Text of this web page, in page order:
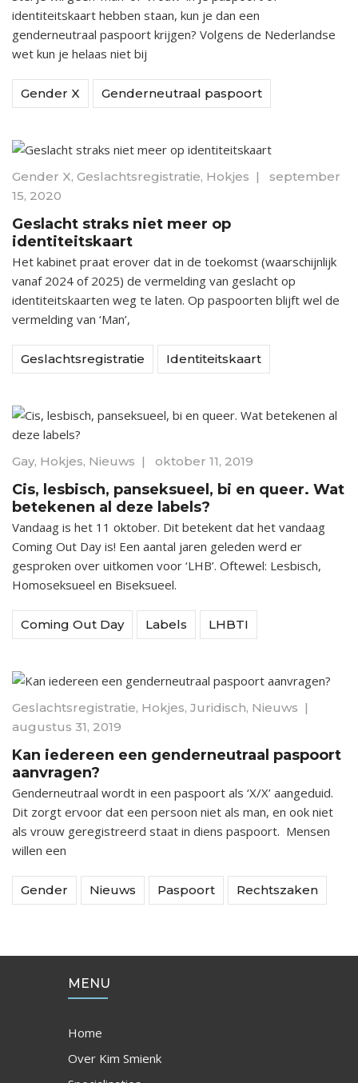
identiteitskaart hebben staan, kun je dan een
genderneutraal paspoort krijgen? Volgens de Nederlandse
wet kun je helaas niet bij
Gender X Genderneutraal paspoort
Gender X, Geslachtsregistratie, Hokjes | september
15, 2020
Geslacht straks niet meer op
identiteitskaart
Het kabinet praat erover dat in de toekomst (waarschijnlijk
vanaf 2024 of 2025) de vermelding van geslacht op
identiteitskaarten weg te laten. Op paspoorten blijft wel de
vermelding van ‘Man’,
Geslachtsregistratie Identiteitskaart
Gay, Hokjes, Nieuws | oktober 11, 2019
Cis, lesbisch, panseksueel, bi en queer. Wat
betekenen al deze labels?
Vandaag is het 11 oktober. Dit betekent dat het vandaag
Coming Out Day is! Een aantal jaren geleden werd er
gesproken over uitkomen voor ‘LHB’. Oftewel: Lesbisch,
Homoseksueel en Biseksueel.
Coming Out Day Labels LHBTI
Geslachtsregistratie, Hokjes, Juridisch, Nieuws |
augustus 31, 2019
Kan iedereen een genderneutraal paspoort
aanvragen?
Genderneutraal wordt in een paspoort als ‘X/X’ aangeduid.
Dit zorgt ervoor dat een persoon niet als man, en ook niet
als vrouw geregistreerd staat in diens paspoort. Mensen
willen een
Gender Nieuws Paspoort Rechtszaken
MENU
Home
Over Kim Smienk